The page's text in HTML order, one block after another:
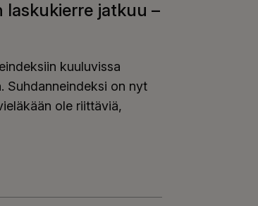
laskukierre jatkuu –
kuuluvissa
Suhdanneindeksi on nyt
ole riittäviä,
jatkuu – elpyminen vaatii